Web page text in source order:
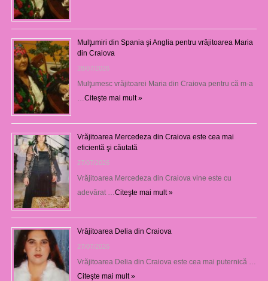
Mulţumiri din Spania şi Anglia pentru vrăjitoarea Maria
din Craiova
28/07/2026
Mulţumesc vrăjitoarei Maria din Craiova pentru că m-a
Citeşte mai mult »
Vrăjitoarea Mercedeza din Craiova este cea mai
eficientă şi căutată
27/07/2026
Vrăjitoarea Mercedeza din Craiova vine este cu
adevărat … Citeşte mai mult »
Vrăjitoarea Delia din Craiova
27/07/2026
Vrăjitoarea Delia din Craiova este cea mai puternică …
Citeşte mai mult »